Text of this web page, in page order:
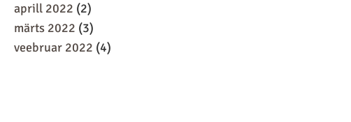
aprill 2022 (2)
märts 2022 (3)
veebruar 2022 (4)